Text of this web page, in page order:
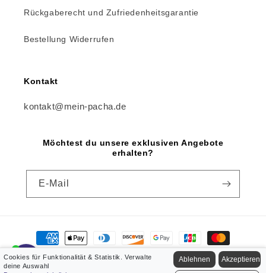
Rückgaberecht und Zufriedenheitsgarantie
Bestellung Widerrufen
Kontakt
kontakt@mein-pacha.de
Möchtest du unsere exklusiven Angebote
erhalten?
E-Mail
Zahlungsmethoden
Cookies für Funktionalität & Statistik. Verwalte
deine Auswahl
Ablehnen
Akzeptieren